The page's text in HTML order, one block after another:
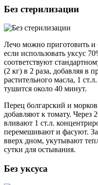
Без стерилизации
Лечо можно приготовить и
если использовать уксус
соответствуют
(2 кг) в 2 раза, добавляя в
растительного масла, 1
тушится около 40 минут.
Перец болгарский и
добавляют к томату.
вливают 1 ст.л.
перемешивают и фасуют.
вверх дном, укутывают
сутки для остывания.
Без уксуса